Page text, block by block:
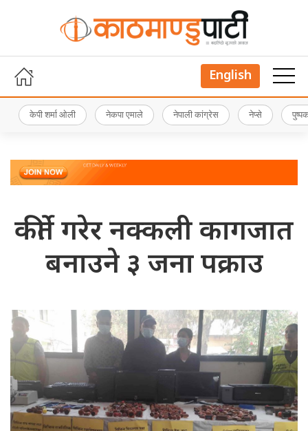
English
केपी शर्मा ओली नेकपा एमाले नेपाली कांग्रेस नेप्से
कीर्ते गरेर नक्कली कागजात
बनाउने ३ जना पक्राउ